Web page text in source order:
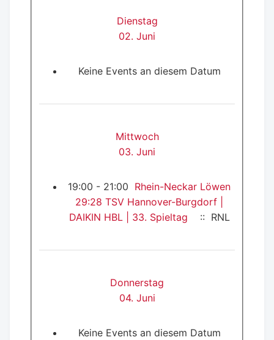
Dienstag
02. Juni
Keine Events an diesem Datum
Mittwoch
03. Juni
19:00 - 21:00 Rhein-Neckar Löwen
29:28 TSV Hannover-Burgdorf |
DAIKIN HBL | 33. Spieltag
:: RNL
Donnerstag
04. Juni
Keine Events an diesem Datum